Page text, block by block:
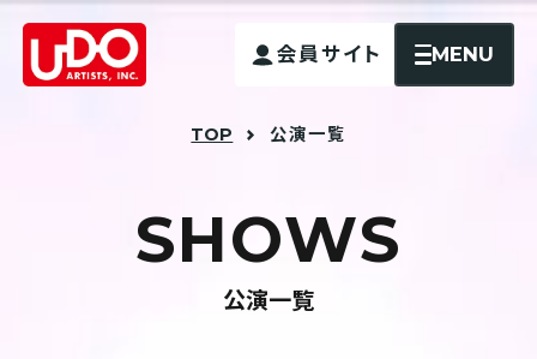
会員サイト MENU
TOP 公演一覧
SHOWS
公演一覧